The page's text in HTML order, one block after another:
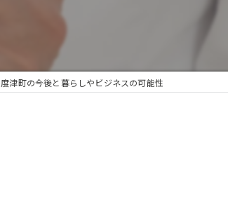
津町の今後と暮らしやビジネスの可能性